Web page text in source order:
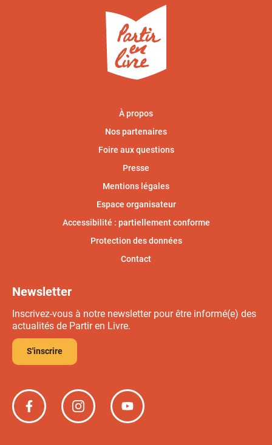
À propos
Nos partenaires
Foire aux questions
Presse
Mentions légales
Espace organisateur
Accessibilité : partiellement conforme
Protection des données
Contact
Newsletter
Inscrivez-vous à notre newsletter pour être informé(e) des
actualités de Partir en Livre.
S'inscrire
Partir
en
Partir
en
Partir
en